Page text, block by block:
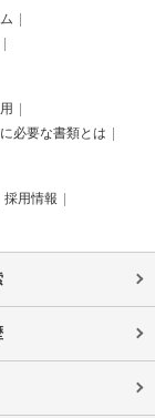
必要な書類とは
採用情報